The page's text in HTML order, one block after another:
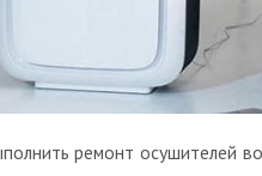
ремонт осушителей